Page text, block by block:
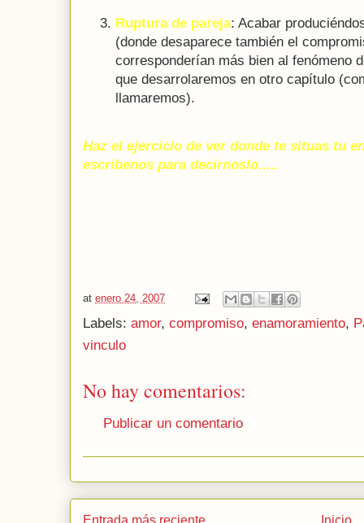
Ruptura de pareja: Acabar
(donde desaparece también el
corresponderían más bien al fenómeno
que desarrolaremos en otro capítulo
llamaremos).
Haz el ejercicio de ver donde te situas tu
escribenos para decirnoslo.....
at enero 24, 2007
Labels: amor, compromiso, enamoramiento,
vinculo
No hay comentarios:
Publicar un comentario